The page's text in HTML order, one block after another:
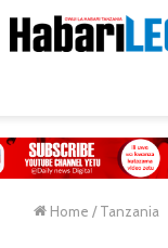
Home / Tanzania